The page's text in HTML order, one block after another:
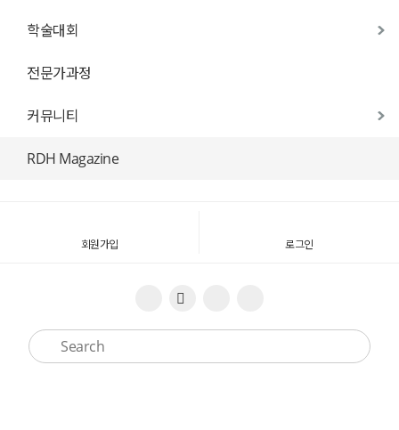
학술대회
전문가과정
커뮤니티
RDH Magazine
회원가입 로그인